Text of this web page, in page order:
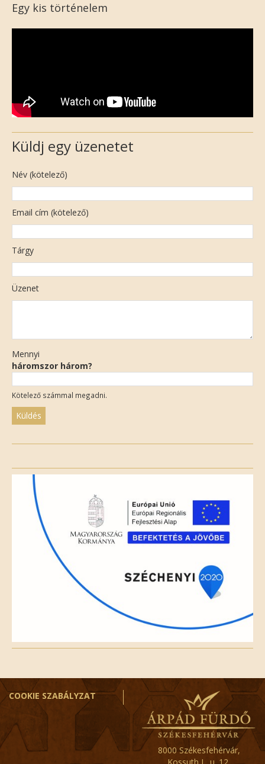
Egy kis történelem
Küldj egy üzenetet
Név (kötelező)
Email cím (kötelező)
Tárgy
Üzenet
Mennyi
háromszor három?
Kötelező számmal megadni.
field
empty.
COOKIE SZABÁLYZAT
8000 Székesfehérvár,